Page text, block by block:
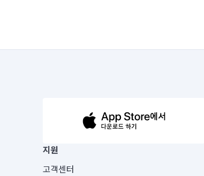
지원
고객센터